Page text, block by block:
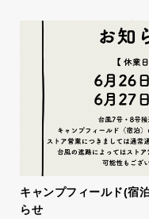
キャンプフィールド(宿
らせ